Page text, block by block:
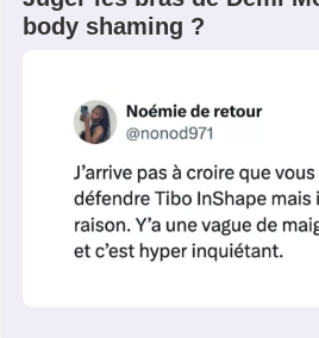
body shaming ?
PSEUDO*
EMAIL *
PASSWORD*
Connexion
PSEUDO
MOT DE PASSE
Quelques
C'EST PARTI
Ma propre
M'INSCRIRE